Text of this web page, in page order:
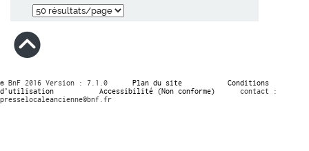
© BnF 2016 Version : 7.1.0 Plan du site
Conditions
d’utilisation
Accessibilité (Non conforme)
contact :
presselocaleancienne@bnf.fr